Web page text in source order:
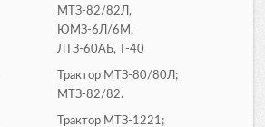
МТЗ-82/82Л,
ЮМЗ-6Л/6М,
ЛТЗ-60АБ, Т-40
Трактор МТЗ-80/80Л;
МТЗ-82/82.
Трактор МТЗ-1221;